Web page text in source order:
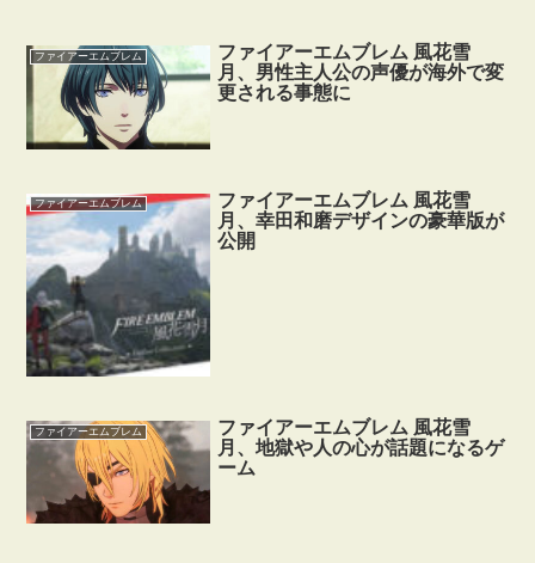
ファイアーエムブレム
ファイアーエムブレム 風花雪
月、男性主人公の声優が海外で変
更される事態に
ファイアーエムブレム
ファイアーエムブレム 風花雪
月、幸田和磨デザインの豪華版が
公開
ファイアーエムブレム
ファイアーエムブレム 風花雪
月、地獄や人の心が話題になるゲ
ーム